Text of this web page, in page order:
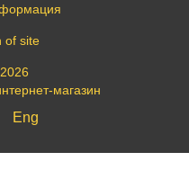
of site
магазин
Eng